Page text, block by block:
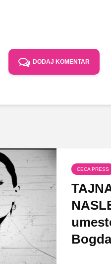
DODAJ KOMENTAR
CECA PRESS